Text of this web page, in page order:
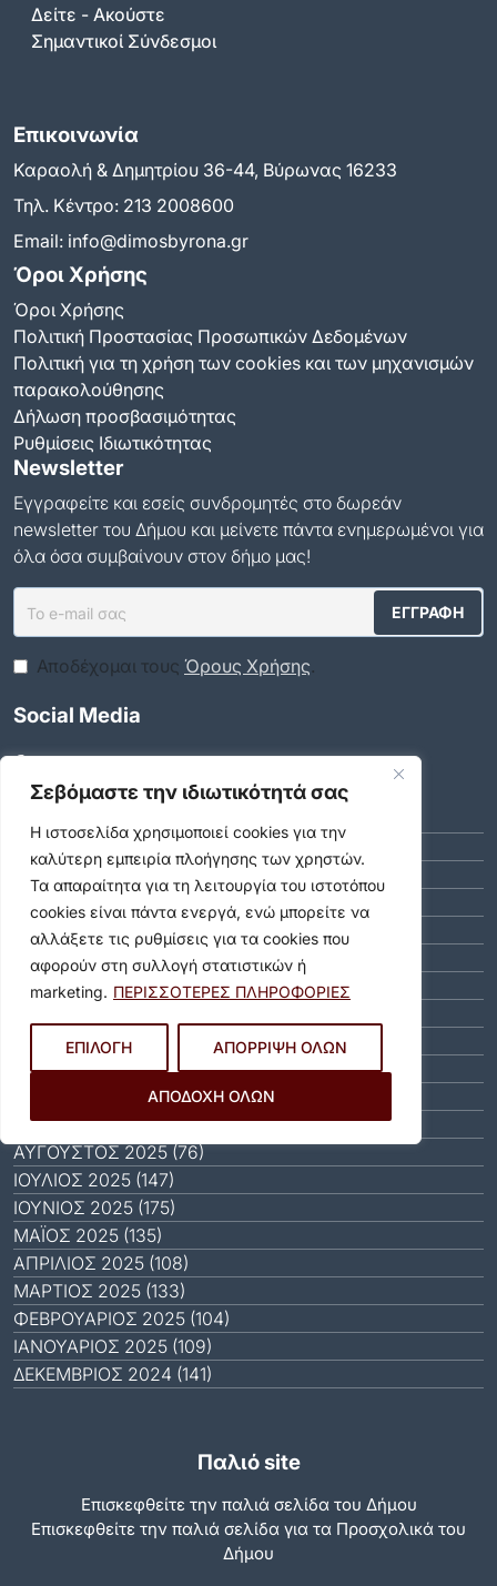
Σεβόμαστε την ιδιωτικότητά σας
Η ιστοσελίδα χρησιμοποιεί cookies για την
καλύτερη εμπειρία πλοήγησης των χρηστών.
Τα απαραίτητα για τη λειτουργία του ιστοτόπου
cookies είναι πάντα ενεργά, ενώ μπορείτε να
αλλάξετε τις ρυθμίσεις για τα cookies που
αφορούν στη συλλογή στατιστικών ή
marketing. ΠΕΡΙΣΣΟΤΕΡΕΣ ΠΛΗΡΟΦΟΡΙΕΣ
ΕΠΙΛΟΓΗ ΑΠΟΡΡΙΨΗ ΟΛΩΝ
ΑΠΟΔΟΧΗ ΟΛΩΝ
Δείτε - Ακούστε
Σημαντικοί Σύνδεσμοι
Επικοινωνία
Καραολή & Δημητρίου 36-44, Βύρωνας 16233
Τηλ. Κέντρο: 213 2008600
Email: info@dimosbyrona.gr
Όροι Χρήσης
Όροι Χρήσης
Πολιτική Προστασίας Προσωπικών Δεδομένων
Πολιτική για τη χρήση των cookies και των μηχανισμών
παρακολούθησης
Δήλωση προσβασιμότητας
Ρυθμίσεις Ιδιωτικότητας
Newsletter
Εγγραφείτε και εσείς συνδρομητές στο δωρεάν
newsletter του Δήμου και μείνετε πάντα ενημερωμένοι για
όλα όσα συμβαίνουν στον δήμο μας!
Αποδέχομαι τους Όρους Χρήσης.
Social Media
Αρχείο
ΙΟΎΛΙΟΣ 2026 (55)
ΙΟΎΝΙΟΣ 2026 (46)
ΜΆΙΟΣ 2026 (59)
ΑΠΡΊΛΙΟΣ 2026 (40)
ΜΆΡΤΙΟΣ 2026 (51)
ΦΕΒΡΟΥΆΡΙΟΣ 2026 (40)
ΔΕΚΈΜΒΡΙΟΣ 2025 (64)
ΝΟΈΜΒΡΙΟΣ 2025 (65)
ΟΚΤΏΒΡΙΟΣ 2025 (81)
ΣΕΠΤΈΜΒΡΙΟΣ 2025 (88)
ΑΎΓΟΥΣΤΟΣ 2025 (76)
ΙΟΎΛΙΟΣ 2025 (147)
ΙΟΎΝΙΟΣ 2025 (175)
ΜΆΙΟΣ 2025 (135)
ΑΠΡΊΛΙΟΣ 2025 (108)
ΜΆΡΤΙΟΣ 2025 (133)
ΦΕΒΡΟΥΆΡΙΟΣ 2025 (104)
ΙΑΝΟΥΆΡΙΟΣ 2025 (109)
ΔΕΚΈΜΒΡΙΟΣ 2024 (141)
Παλιό site
Επισκεφθείτε την παλιά σελίδα του Δήμου
Eπισκεφθείτε την παλιά σελίδα για τα Προσχολικά του
Δήμου